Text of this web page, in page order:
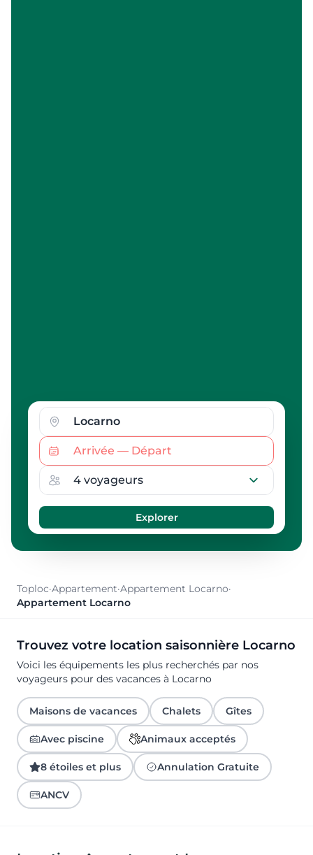
Toploc·Appartement·Appartement Locarno·
Appartement Locarno
Trouvez votre location saisonnière Locarno
Voici les équipements les plus recherchés par nos
voyageurs pour des vacances à Locarno
Maisons de vacances Chalets Gîtes
Avec piscine Animaux acceptés
8 étoiles et plus Annulation Gratuite
ANCV